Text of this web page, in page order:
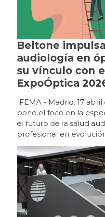
Beltone
audiología en
su vínculo con
ExpoÓptica
IFEMA - Madrid. 17
pone el foco en la
el futuro de la salud
profesional en evolución
marca de Grupo GN,
posicionamiento en
de los principales
dentro del entorno
para la evolución del sector. La feria,
en IFEMA Madrid, ha
de 2026, a un perfil de